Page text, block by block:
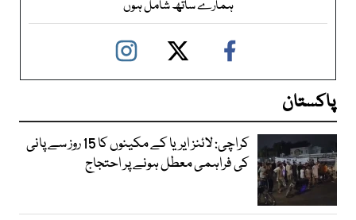
ہمارے ساتھ شامل ہوں
پاکستان
کراچی: لائنز ایریا کے مکینوں کا 15 روز سے پانی
کی فراہمی معطل ہونے پر احتجاج